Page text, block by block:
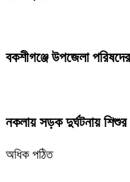
বকশীগঞ্জে উপজেলা
নকলায় সড়ক দুর্ঘটনায়
অধিক পঠিত